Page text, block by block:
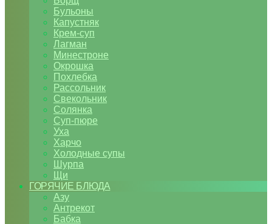
Бульоны
Капустняк
Крем-суп
Лагман
Минестроне
Окрошка
Похлебка
Рассольник
Свекольник
Солянка
Суп-пюре
Уха
Харчо
Холодные супы
Шурпа
Щи
ГОРЯЧИЕ БЛЮДА
Азу
Антрекот
Бабка